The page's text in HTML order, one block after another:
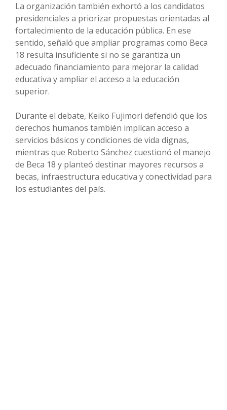
La organización también exhortó a los candidatos
presidenciales a priorizar propuestas orientadas al
fortalecimiento de la educación pública. En ese
sentido, señaló que ampliar programas como Beca
18 resulta insuficiente si no se garantiza un
adecuado financiamiento para mejorar la calidad
educativa y ampliar el acceso a la educación
superior.
Durante el debate, Keiko Fujimori defendió que los
derechos humanos también implican acceso a
servicios básicos y condiciones de vida dignas,
mientras que Roberto Sánchez cuestionó el manejo
de Beca 18 y planteó destinar mayores recursos a
becas, infraestructura educativa y conectividad para
los estudiantes del país.